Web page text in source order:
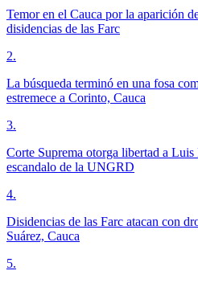
Temor en el Cauca por la aparición
disidencias de las Farc
2.
La búsqueda terminó en una fosa
estremece a Corinto, Cauca
3.
Corte Suprema otorga libertad a Luis
escandalo de la UNGRD
4.
Disidencias de las Farc atacan con
Suárez, Cauca
5.